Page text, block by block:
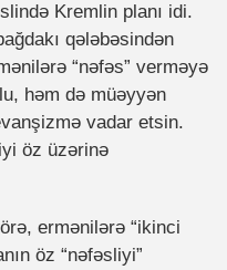
Kremlin planı idi.
qələbəsindən
“nəfəs” verməyə
həm də müəyyən
vadar etsin.
öz üzərinə
ermənilərə “ikinci
öz “nəfəsliyi”